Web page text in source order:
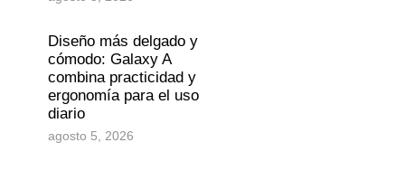
Diseño más delgado y
cómodo: Galaxy A
combina practicidad y
ergonomía para el uso
diario
agosto 5, 2026